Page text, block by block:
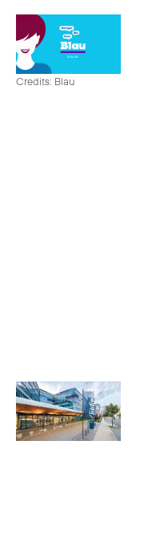
Credits: Blau